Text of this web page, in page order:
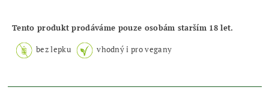
Tento produkt prodáváme pouze osobám starším 18 let.
bez lepku vhodný i pro vegany